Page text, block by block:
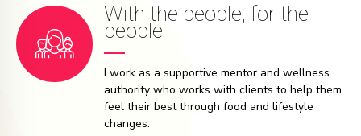
With the people, for the
people
I work as a supportive mentor and wellness
authority who works with clients to help them
feel their best through food and lifestyle
changes.